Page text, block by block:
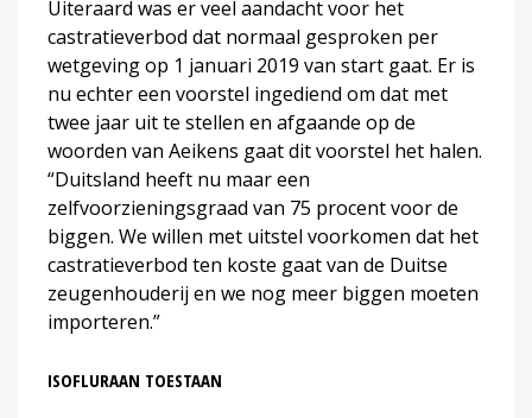
Uiteraard was er veel aandacht voor het
castratieverbod dat normaal gesproken per
wetgeving op 1 januari 2019 van start gaat. Er is
nu echter een voorstel ingediend om dat met
twee jaar uit te stellen en afgaande op de
woorden van Aeikens gaat dit voorstel het halen.
“Duitsland heeft nu maar een
zelfvoorzieningsgraad van 75 procent voor de
biggen. We willen met uitstel voorkomen dat het
castratieverbod ten koste gaat van de Duitse
zeugenhouderij en we nog meer biggen moeten
importeren.”
ISOFLURAAN TOESTAAN